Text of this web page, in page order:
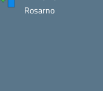
Rosarno